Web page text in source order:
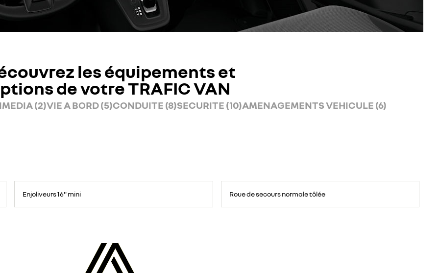
les équipements et
de votre TRAFIC VAN
(2)VIE A BORD (5)CONDUITE (8)SECURITE (10)AMENAGEMENTS VEHICULE (6)
Enjoliveurs 16" mini
secours
Roue de secours normale tôlée